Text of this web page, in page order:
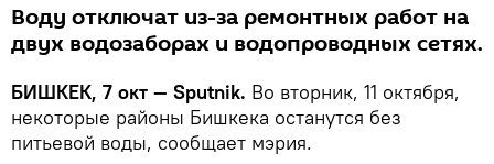
Воду отключат из-за ремонтных работ на
двух водозаборах и водопроводных сетях.
БИШКЕК, 7 окт — Sputnik. Во вторник, 11 октября,
некоторые районы Бишкека останутся без
питьевой воды, сообщает мэрия.